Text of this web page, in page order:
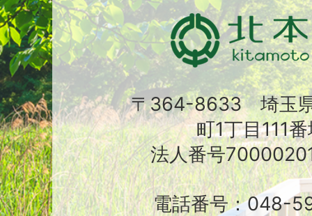
〒364-8633 埼玉
町1丁目111
法人番号
電話番号：048-